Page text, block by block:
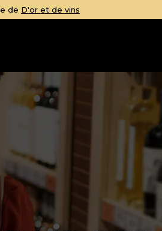
accord parfaits.